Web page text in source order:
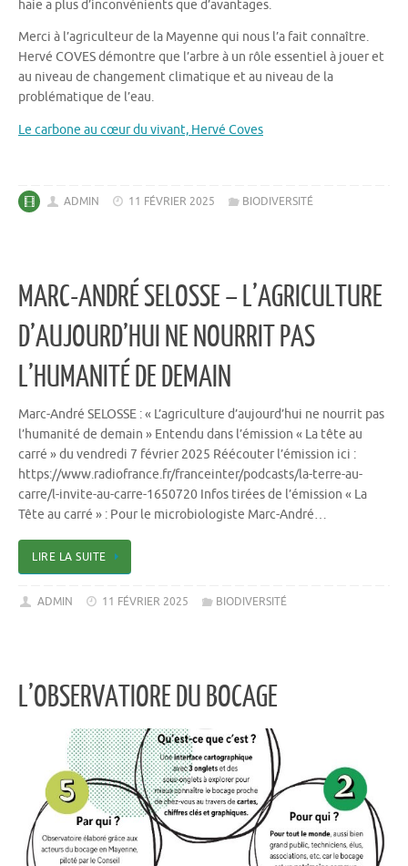
haie a plus d’inconvénients que d’avantages.
Merci à l’agriculteur de la Mayenne qui nous l’a fait connaître.
Hervé COVES démontre que l’arbre à un rôle essentiel à jouer et
au niveau de changement climatique et au niveau de la
problématique de l’eau.
Le carbone au cœur du vivant, Hervé Coves
ADMIN 11 FÉVRIER 2025 BIODIVERSITÉ
MARC-ANDRÉ SELOSSE – L’AGRICULTURE
D’AUJOURD’HUI NE NOURRIT PAS
L’HUMANITÉ DE DEMAIN
Marc-André SELOSSE : « L’agriculture d’aujourd’hui ne nourrit pas
l’humanité de demain » Entendu dans l’émission « La tête au
carré » du vendredi 7 février 2025 Réécouter l’émission ici :
https://www.radiofrance.fr/franceinter/podcasts/la-terre-au-
carre/l-invite-au-carre-1650720 Infos tirées de l’émission « La
Tête au carré » : Pour le microbiologiste Marc-André…
LIRE LA SUITE
ADMIN 11 FÉVRIER 2025 BIODIVERSITÉ
L’OBSERVATIORE DU BOCAGE